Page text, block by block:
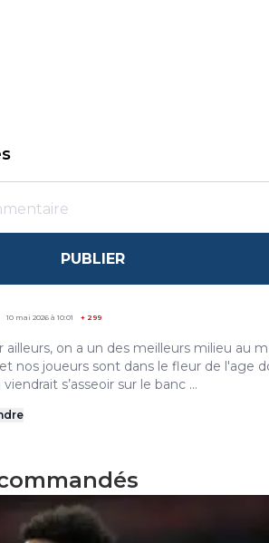
PUBLIER
10 mai 2026 à 10:01 + 299
ailleurs, on a un des meilleurs milieu au
nos joueurs sont dans le fleur de l'age
s’asseoir sur le banc ...